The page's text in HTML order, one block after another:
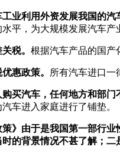
业利用外资发展我国的
平，为大规模发展汽车产
税。 根据汽车产品的国产
惠政策。 所有汽车进口一
买汽车，任何地方和部
车进入家庭进行了铺垫。
策》由于是我国第一部行
的背景情况不甚了解；